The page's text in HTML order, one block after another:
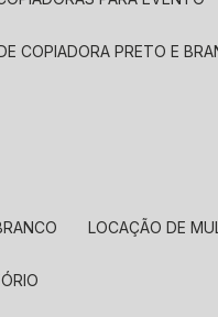
COPIADORA PRETO E
LOCAÇÃO DE